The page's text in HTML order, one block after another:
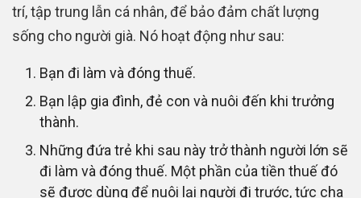
trí, tập trung lẫn cá nhân, để bảo đảm chất lượng
sống cho người già. Nó hoạt động như sau:
Bạn đi làm và đóng thuế.
Bạn lập gia đình, đẻ con và nuôi đến khi trưởng
thành.
Những đứa trẻ khi sau này trở thành người lớn sẽ
đi làm và đóng thuế. Một phần của tiền thuế đó
sẽ được dùng để nuôi lại người đi trước, tức cha